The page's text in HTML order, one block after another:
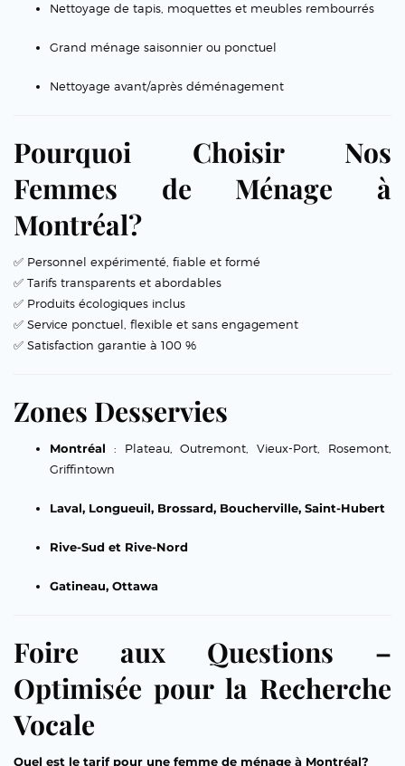
Nettoyage de tapis, moquettes et meubles rembourrés
Grand ménage saisonnier ou ponctuel
Nettoyage avant/après déménagement
Pourquoi Choisir Nos
Femmes de Ménage à
Montréal?
✅ Personnel expérimenté, fiable et formé
✅ Tarifs transparents et abordables
✅ Produits écologiques inclus
✅ Service ponctuel, flexible et sans engagement
✅ Satisfaction garantie à 100 %
Zones Desservies
Montréal : Plateau, Outremont, Vieux-Port, Rosemont,
Griffintown
Laval, Longueuil, Brossard, Boucherville, Saint-Hubert
Rive-Sud et Rive-Nord
Gatineau, Ottawa
Foire aux Questions –
Optimisée pour la Recherche
Vocale
Quel est le tarif pour une femme de ménage à Montréal?